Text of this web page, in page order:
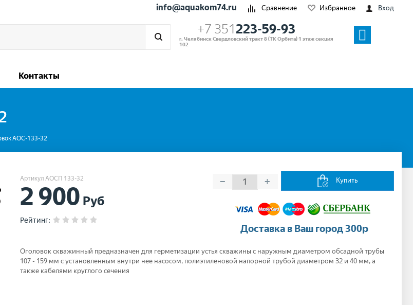
info@aquakom74.ru Сравнение Избранное Вход
+7 351223-59-93
г. Челябинск Свердловский тракт 8 (ТК Орбита) 1 этаж секция
102
Контакты
АОС-133-32
Артикул АОСП 133-32
2 900 Руб
Рейтинг:
− + Купить
Доставка в Ваш город 300р
Оголовок скважинный предназначен для герметизации устья скважины с наружным диаметром обсадной трубы
107 - 159 мм с установленным внутри нее насосом, полиэтиленовой напорной трубой диаметром 32 и 40 мм, а
также кабелями круглого сечения